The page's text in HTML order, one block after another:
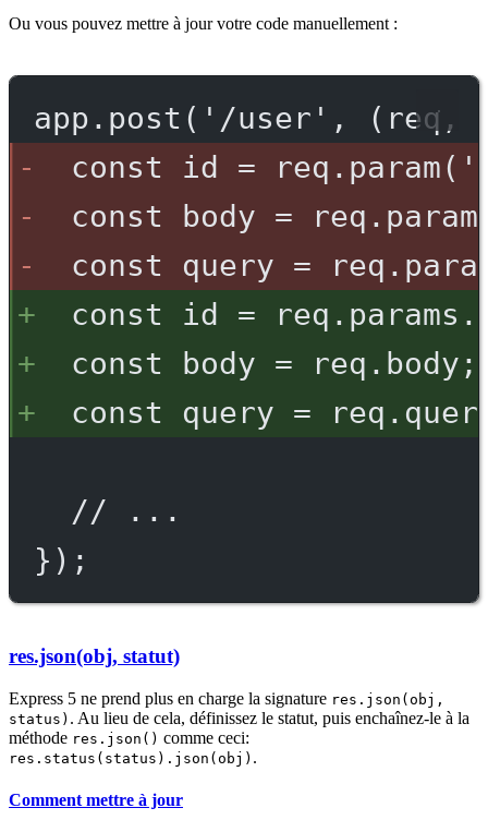
Ou vous pouvez mettre à jour votre code manuellement :
app.post('/user', (req,
const id =
const body =
const query =
const id =
const body = req.body;
const query =
// ...
});
res.json(obj, statut)
Express 5 ne prend plus en charge la signature res.json(obj,
status) . Au lieu de cela, définissez le statut, puis enchaînez-le à la
méthode res.json() comme ceci:
res.status(status).json(obj) .
Comment mettre à jour